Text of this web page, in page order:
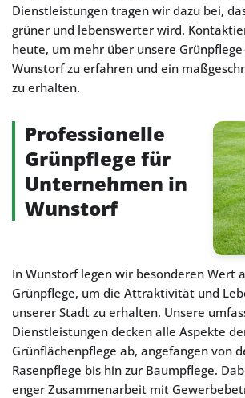
Dienstleistungen tragen wir dazu bei,
grüner und lebenswerter wird.
heute, um mehr über unsere
Wunstorf zu erfahren und ein
zu erhalten.
Professionelle
Grünpflege für
Unternehmen in
Wunstorf
In Wunstorf legen wir besonderen Wert
Grünpflege, um die Attraktivität und
unserer Stadt zu erhalten. Unsere
Dienstleistungen decken alle Aspekte
Grünflächenpflege ab, angefangen von
Rasenpflege bis hin zur Baumpflege.
enger Zusammenarbeit mit